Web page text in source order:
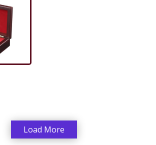
Load More